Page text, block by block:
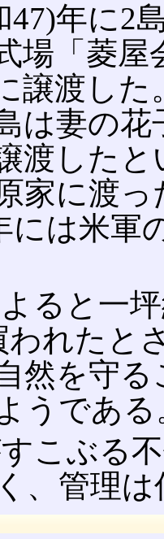
47)年に2
場「菱
譲渡した
は妻の
渡した
家に渡
には米
ると一
われたと
然を守
うである
こぶる
、管理